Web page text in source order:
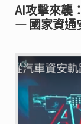
AI攻擊來襲
— 國家資通